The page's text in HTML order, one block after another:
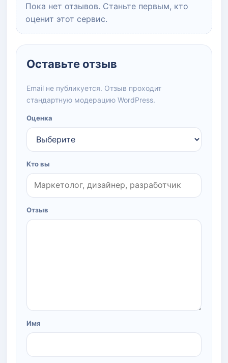
Пока нет отзывов. Станьте первым, кто
оценит этот сервис.
Оставьте отзыв
Email не публикуется. Отзыв проходит
стандартную модерацию WordPress.
Оценка
Кто вы
Отзыв
Имя